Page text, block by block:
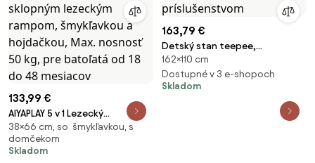
133,99 €
AIYAPLAY 5 v 1 Lezecký
trojuholník pre deti so
sklopným lezeckým rampom,
šmykľavkou a hojdačkou, Max.
38×66 cm, so šmykľavkou, s
domčekom
Skladom
163,79 €
Detský stan teepee,
sivo/modrý, s príslušenstvom
162×110 cm
Dostupné v 3 e-shopoch
Skladom